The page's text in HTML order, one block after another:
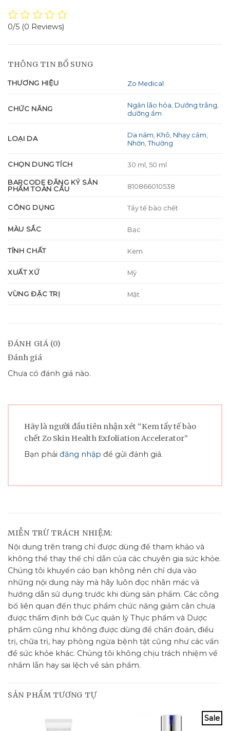
0/5 (0 Reviews)
THÔNG TIN BỔ SUNG
THƯƠNG HIỆU Zo Medical
CHỨC NĂNG Ngăn lão hóa Dưỡng trắng
dưỡng ẩm
LOẠI DA Da nám Khô Nhạy cảm
Nhờn ,Thường
CHỌN DUNG TÍCH 30 ml, 50 ml
BARCODE ĐĂNG KÝ SẢN
PHẨM TOÀN CẦU
810866010538
CÔNG DỤNG Tẩy tế bào chết
MÀU SẮC Bạc
TÍNH CHẤT Kem
XUẤT XỨ Mỹ
VÙNG ĐẶC TRỊ Mặt
ĐÁNH GIÁ (0)
Đánh giá
Chưa có đánh giá nào.
Hãy là người đầu tiên nhận xét “Kem tẩy tế bào
chết Zo Skin Health Exfoliation Accelerator”
Bạn phải đăng nhập để gửi đánh giá.
MIỄN TRỪ TRÁCH NHIỆM:
Nội dung trên trang chỉ được dùng để tham khảo và
không thể thay thế chỉ dẫn của các chuyên gia sức khỏe.
Chúng tôi khuyến cáo bạn không nên chỉ dựa vào
những nội dung này mà hãy luôn đọc nhãn mác và
hướng dẫn sử dụng trước khi dùng sản phẩm. Các công
bố liên quan đến thực phẩm chức năng giảm cân chưa
được thẩm định bởi Cục quản lý Thực phẩm và Dược
phẩm cũng như không được dùng để chẩn đoán, điều
trị, chữa trị, hay phòng ngừa bệnh tật cũng như các vấn
đề sức khỏe khác. Chúng tôi không chịu trách nhiệm về
nhầm lẫn hay sai lệch về sản phẩm.
SẢN PHẨM TƯƠNG TỰ
Sale